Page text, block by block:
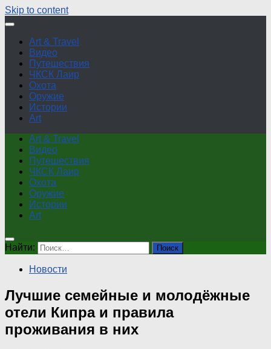
Skip to content
Art & Travel
Видео
Путешествия
ЧКСК Лаир
Охота
Оружие
Истории
Art
Art & Travel
Видео
Путешествия
ЧКСК Лаир
Охота
Оружие
Истории
Art
Найти:
Новости
Лучшие семейные и молодёжные
отели Кипра и правила
проживания в них